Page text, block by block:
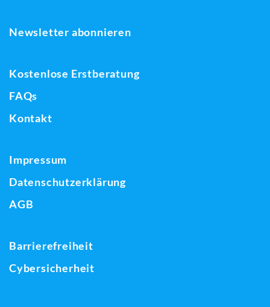
Newsletter abonnieren
Kostenlose Erstberatung
FAQs
Kontakt
Impressum
Datenschutzerklärung
AGB
Barrierefreiheit
Cybersicherheit